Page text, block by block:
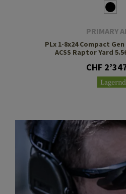
PRIMARY
PLx 1-8x24 Compact Gen
ACSS Raptor Yard
CHF
Lagernd